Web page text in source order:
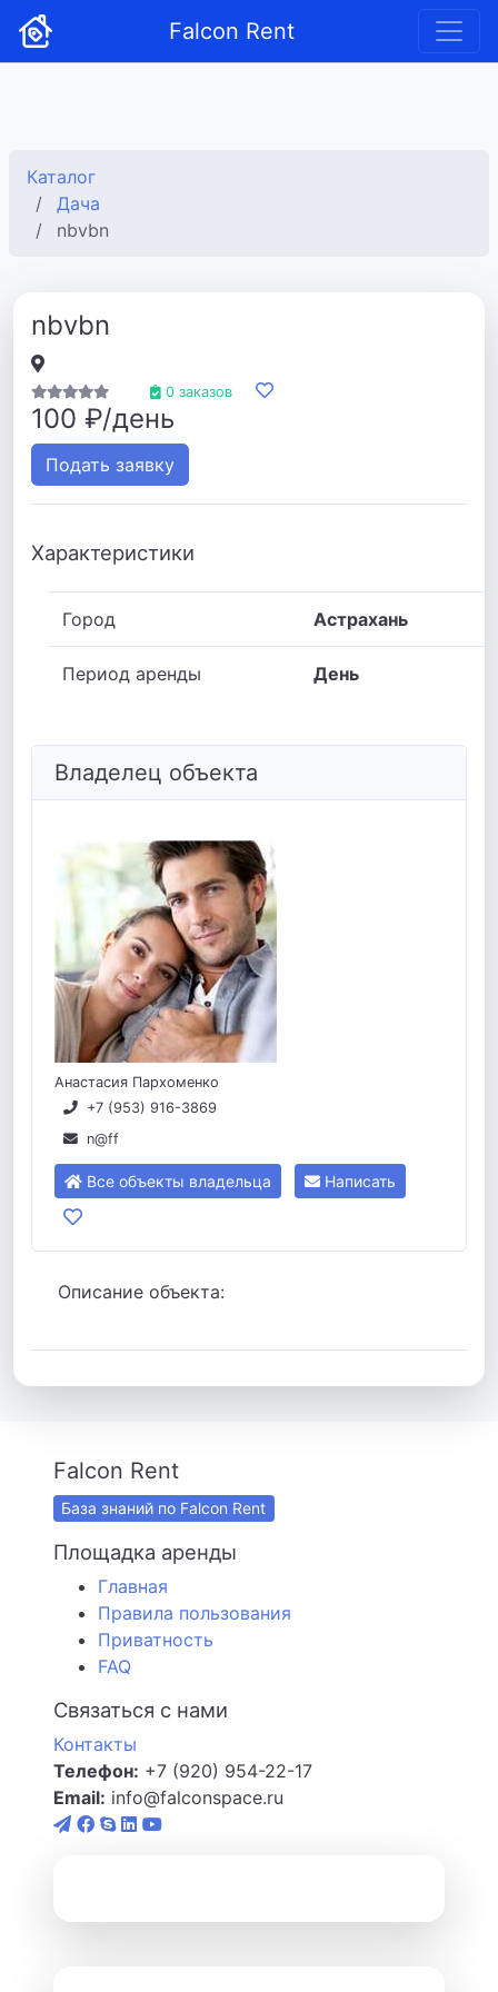
Falcon Rent
Каталог
Дача
nbvbn
nbvbn
0 заказов
100 ₽/день
Подать заявку
Характеристики
Город Астрахань
Период аренды День
Владелец объекта
Анастасия Пархоменко
+7 (953) 916-3869
n@ff
Все объекты владельца Написать
Описание объекта:
Falcon Rent
База знаний по Falcon Rent
Площадка аренды
Главная
Правила пользования
Приватность
FAQ
Связаться с нами
Контакты
Телефон: +7 (920) 954-22-17
Email: info@falconspace.ru